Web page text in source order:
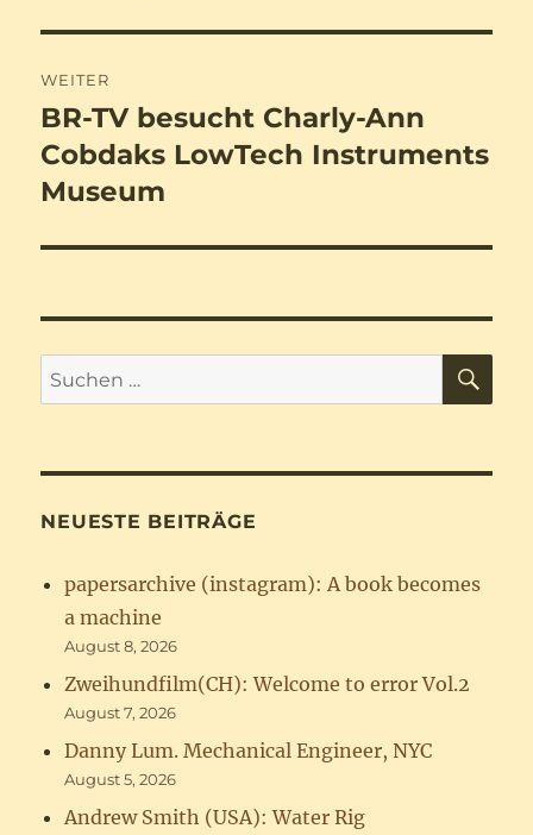
WEITER
Nächster
Beitrag:
BR-TV besucht Charly-Ann
Cobdaks LowTech Instruments
Museum
Suchen
nach:
NEUESTE BEITRÄGE
papersarchive (instagram): A book becomes
a machine
August 8, 2026
Zweihundfilm(CH): Welcome to error Vol.2
August 7, 2026
Danny Lum. Mechanical Engineer, NYC
August 5, 2026
Andrew Smith (USA): Water Rig